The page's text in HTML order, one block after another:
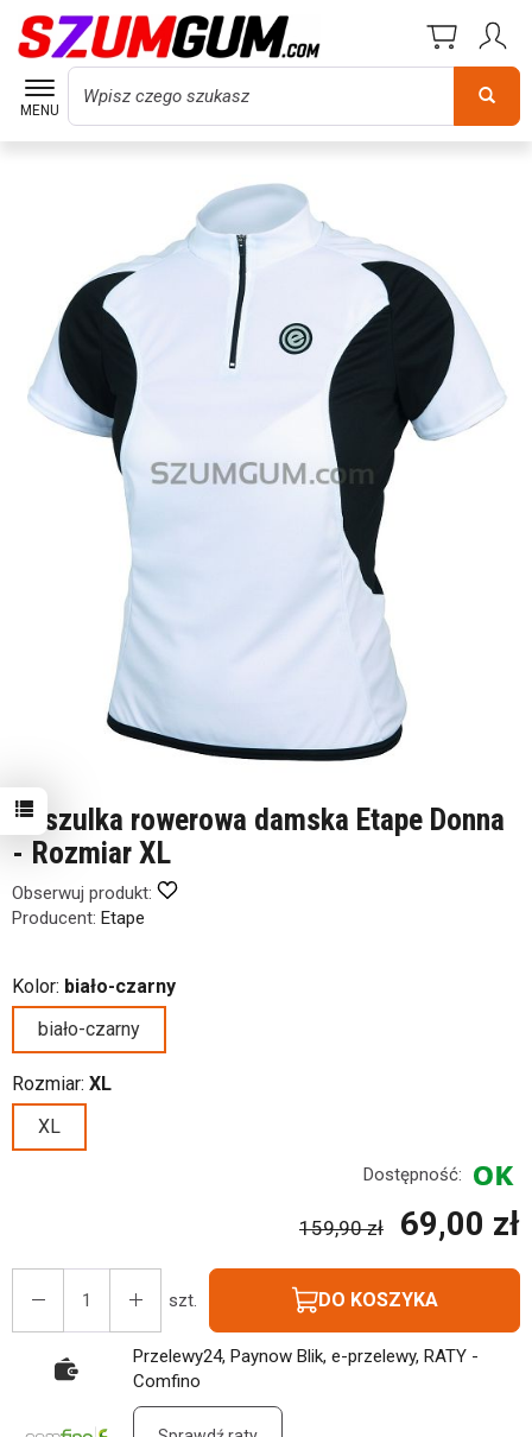
MENU
Wyszukaj
Koszulka rowerowa damska Etape Donna
- Rozmiar XL
Obserwuj produkt:
Producent: Etape
Kolor: biało-czarny
biało-czarny
Rozmiar: XL
XL
Dostępność:
159,90 zł 69,00 zł
szt. DO KOSZYKA
Przelewy24, Paynow Blik, e-przelewy, RATY -
Comfino